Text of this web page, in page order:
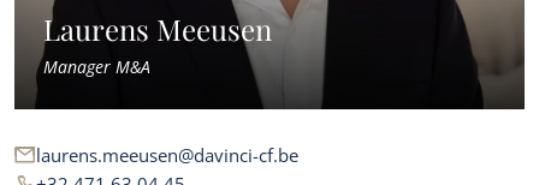
Diensten
Overnamebemiddeling en advies
Owner buyout
Over ons
Laurens Meeusen
Manager M&A
laurens.meeusen@davinci-cf.be